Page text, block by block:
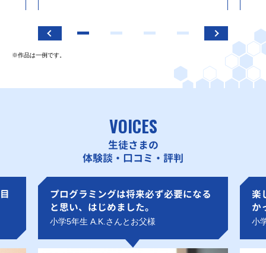
※作品は一例です。
VOICES
生徒さまの
体験談・口コミ・評判
プログラミングは将来必ず必要になる
と思い、はじめました。
小学5年生 A.K.さんとお父様
楽
か
小